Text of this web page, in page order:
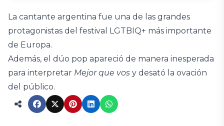
La cantante argentina fue una de las grandes
protagonistas del festival LGTBIQ+ más importante
de Europa.
Además, el dúo pop apareció de manera inesperada
para interpretar Mejor que vos y desató la ovación
del público.